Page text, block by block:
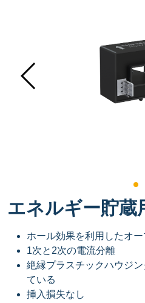
エネルギー貯蔵
ホール効果を利用したオ
1次と2次の電流分離
絶縁プラスチックハウジ
ている
挿入損失なし